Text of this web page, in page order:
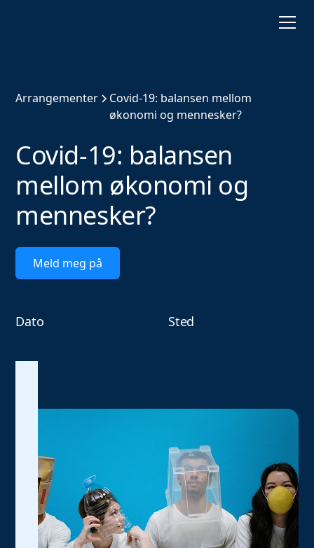
Arrangementer
Covid-19: balansen mellom
økonomi og mennesker?
Covid-19: balansen
mellom økonomi og
mennesker?
Meld meg på
Dato Sted